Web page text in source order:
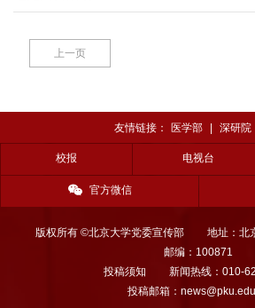
上一页
友情链接： 医学部 深研院
校报 电视台
官方微信
版权所有 ©北京大学党委宣传部
地址：北
邮编：100871
投稿须知
新闻热线：010-
投稿邮箱：